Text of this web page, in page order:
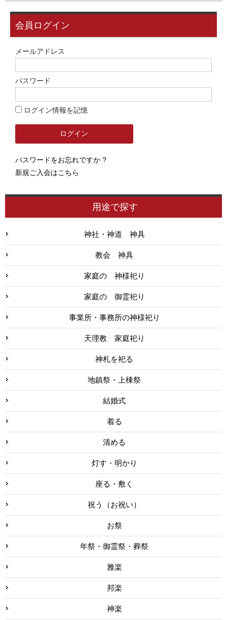
会員ログイン
メールアドレス
パスワード
ログイン情報を記憶
パスワードをお忘れですか ?
新規ご入会はこちら
用途で探す
神社・神道 神具
教会 神具
家庭の 神様祀り
家庭の 御霊祀り
事業所・事務所の神様祀り
天理教 家庭祀り
神札を祀る
地鎮祭・上棟祭
結婚式
着る
清める
灯す・明かり
座る・敷く
祝う（お祝い）
お祭
年祭・御霊祭・葬祭
雅楽
邦楽
神楽